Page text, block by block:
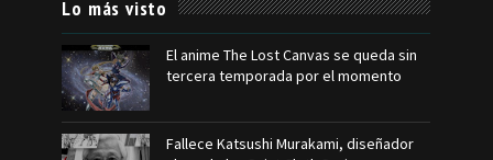
Lo más visto
El anime The Lost Canvas se queda sin
tercera temporada por el momento
Fallece Katsushi Murakami, diseñador